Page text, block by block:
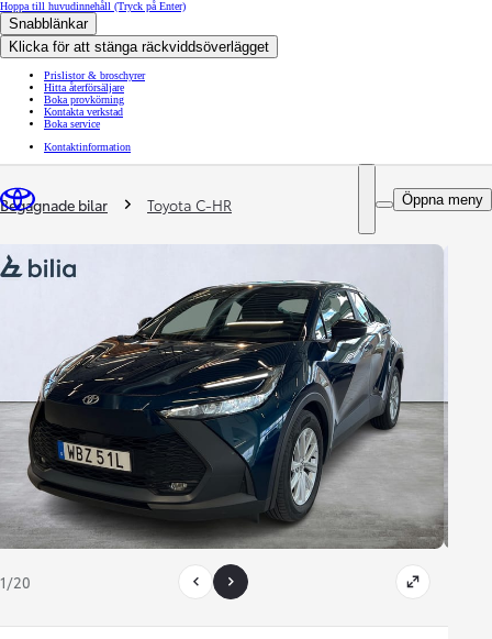
Hoppa till huvudinnehåll (Tryck på Enter)
Snabblänkar
Klicka för att stänga räckviddsöverlägget
Prislistor & broschyrer
Hitta återförsäljare
Boka provkörning
Kontakta verkstad
Boka service
Kontaktinformation
Öppna meny
You are here
Begagnade bilar Toyota C-HR
1/20